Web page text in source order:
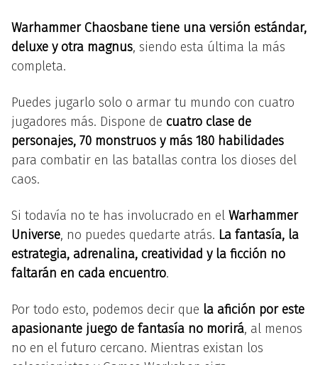
WarhammerChaosbane tiene una versión estándar,
deluxe y otra magnus, siendo esta última la más
completa.
Puedes jugarlo solo o armar tu mundo con cuatro
jugadores más. Dispone de cuatro clase de
personajes, 70 monstruos y más 180 habilidades
para combatir en las batallas contra los dioses del
caos.
Si todavía no te has involucrado en el Warhammer
Universe, no puedes quedarte atrás. La fantasía, la
estrategia, adrenalina, creatividad y la ficción no
faltarán en cada encuentro.
Por todo esto, podemos decir que la afición por este
apasionante juego de fantasía no morirá, al menos
no en el futuro cercano. Mientras existan los